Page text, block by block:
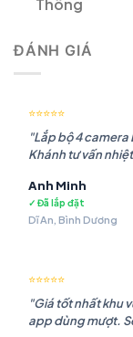
ĐÁNH GIÁ
⭐⭐⭐⭐⭐
"Lắp bộ 4 camera
Khánh tư vấn
Anh Minh
✓ Đã lắp đặt
Dĩ An, Bình Dương
⭐⭐⭐⭐⭐
"Giá tốt nhất khu
app dùng mượt.